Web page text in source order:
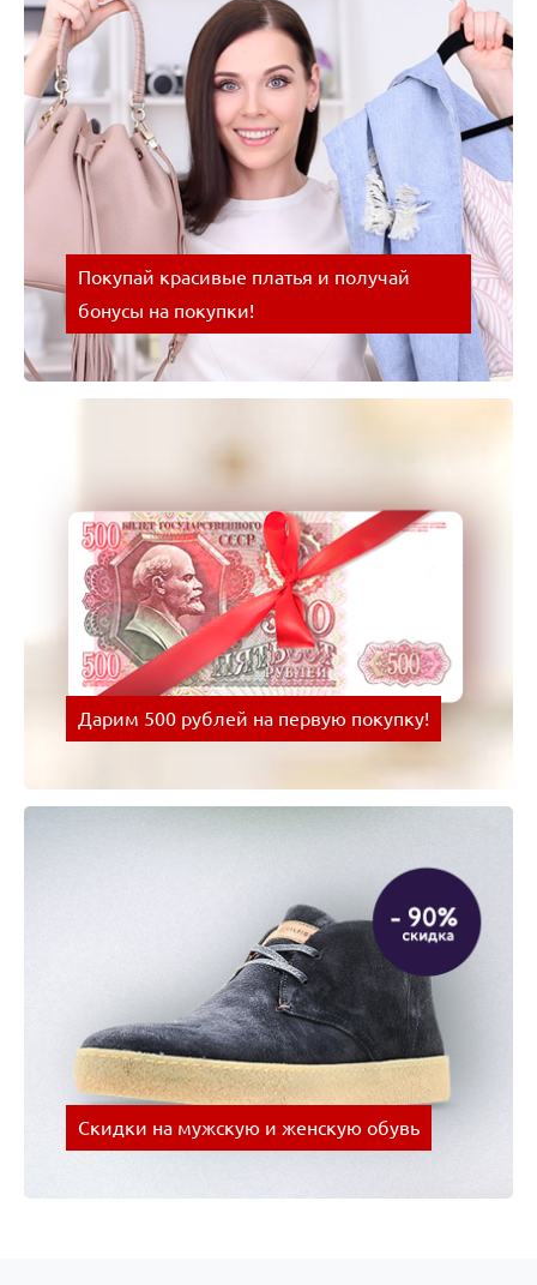
Покупай красивые платья и получай
бонусы на покупки!
Покупай красивые платья и получай бонусы на
покупки! Успевайте воспользоваться выгодным
предложением!
Дарим 500 рублей на первую покупку!
на следующую покупку!
Скидки на мужскую и женскую обувь
на следующую покупку! Оплачивай покупки